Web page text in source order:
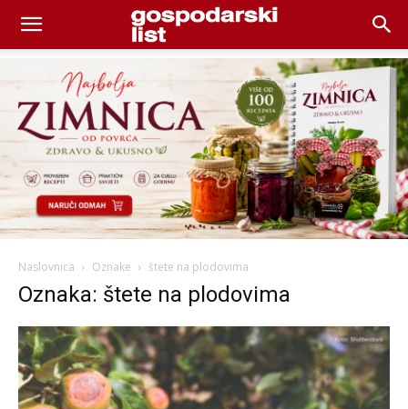
Naslovnica Oznake štete na plodovima
Oznaka: štete na plodovima